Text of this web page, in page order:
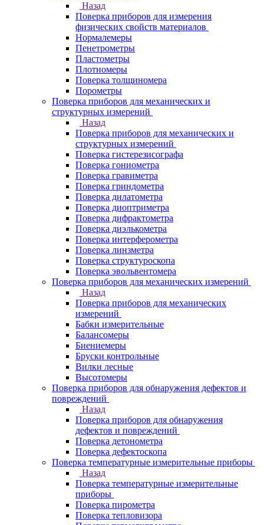
Назад
Поверка приборов для измерения
физических свойств материалов
Нормалемеры
Пенетрометры
Пластометры
Плотномеры
Поверка толщиномера
Порометры
Поверка приборов для механических и
структурных измерений
Назад
Поверка приборов для механических и
структурных измерений
Поверка гистерезисографа
Поверка гониометра
Поверка гравиметра
Поверка гриндометра
Поверка дилатометра
Поверка диоптриметра
Поверка дифрактометра
Поверка диэлькометра
Поверка интерферометра
Поверка линзметра
Поверка структуроскопа
Поверка эвольвентомера
Поверка приборов для механических измерений
Назад
Поверка приборов для механических
измерений
Бабки измерительные
Балансомеры
Биениемеры
Бруски контрольные
Вилки лесные
Высотомеры
Поверка приборов для обнаружения дефектов и
повреждений
Назад
Поверка приборов для обнаружения
дефектов и повреждений
Поверка детонометра
Поверка дефектоскопа
Поверка температурные измерительные приборы
Назад
Поверка температурные измерительные
приборы
Поверка пирометра
Поверка тепловизора